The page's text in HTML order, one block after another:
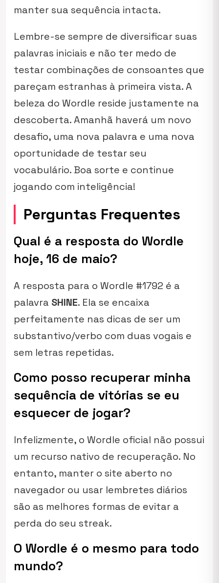
manter sua sequência intacta.
Lembre-se sempre de diversificar suas
palavras iniciais e não ter medo de
testar combinações de consoantes que
pareçam estranhas à primeira vista. A
beleza do Wordle reside justamente na
descoberta. Amanhã haverá um novo
desafio, uma nova palavra e uma nova
oportunidade de testar seu
vocabulário. Boa sorte e continue
jogando com inteligência!
Perguntas Frequentes
Qual é a resposta do Wordle
hoje, 16 de maio?
A resposta para o Wordle #1792 é a
palavra SHINE. Ela se encaixa
perfeitamente nas dicas de ser um
substantivo/verbo com duas vogais e
sem letras repetidas.
Como posso recuperar minha
sequência de vitórias se eu
esquecer de jogar?
Infelizmente, o Wordle oficial não possui
um recurso nativo de recuperação. No
entanto, manter o site aberto no
navegador ou usar lembretes diários
são as melhores formas de evitar a
perda do seu streak.
O Wordle é o mesmo para todo
mundo?